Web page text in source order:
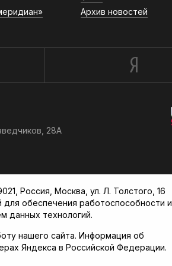
Архив новостей
28А
Россия, Москва, ул. Л. Толстого, 16
обеспечения работоспособности и
данных технологий.
нашего сайта. Информация об
Яндекса в Российской Федерации.